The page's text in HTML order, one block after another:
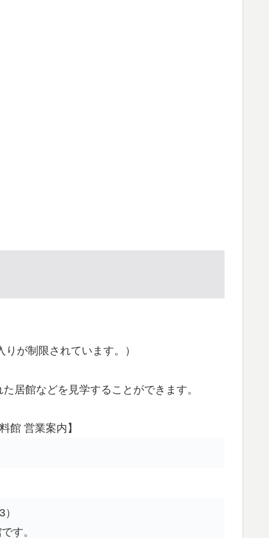
が制限されています。）
居館などを見学することができます。
館 営業案内】
す。